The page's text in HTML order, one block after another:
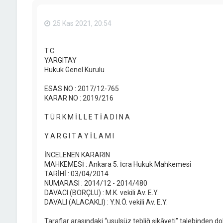
25 Kas 2021, 20:54
T.C.
YARGITAY
Hukuk Genel Kurulu
ESAS NO : 2017/12-765
KARAR NO : 2019/216
T Ü R K M İ L L E T İ A D I N A
Y A R G I T A Y İ L A M I
İNCELENEN KARARIN
MAHKEMESİ : Ankara 5. İcra Hukuk Mahkemesi
TARİHİ : 03/04/2014
NUMARASI : 2014/12 - 2014/480
DAVACI (BORÇLU) : M.K. vekili Av. E.Y.
DAVALI (ALACAKLI) : Y.N.Ö. vekili Av. E.Y.
Taraflar arasındaki “usulsüz tebliğ şikâyeti” talebinden